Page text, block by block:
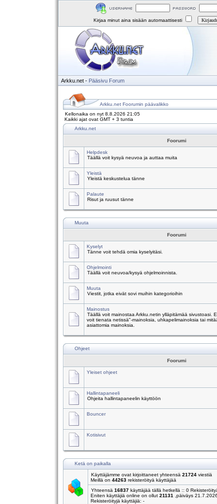
Kirjaa minut aina sisään automaattisesti
Arkku.net - Pääsivu Forum
Arkku.net Foorumin päävalikko
Kellonaika on nyt 8.8.2026 21:05
Kaikki ajat ovat GMT + 3 tuntia
Arkku.net
Foorumi
Helpdesk
Täällä voit kysyä neuvoa ja auttaa muita
Yleistä
Yleistä keskustelua tänne
Palaute
Risut ja ruusut tänne
Muuta
Foorumi
Kyselyt
Tänne voit tehdä omia kyselyitäsi.
Ohjelmointi
Täällä voit neuvoa/kysyä ohjelmoinnista.
Muuta
Viestit, jotka eivät sovi muihin kategorioihin
Mainostus
Täällä voit mainostaa Arkku.netin ylläpitämää sivustoasi.
voit tienata netissä"-mainoksia, uhkapelimainoksia tai
asiattomia mainoksia.
Ohjeet
Foorumi
Yleiset ohjeet
Hallintapaneeli
Ohjeita hallintapaneelin käyttöön
Bouncer
Kotisivut
Ketä on paikalla
Käyttäjämme ovat kirjoittaneet yhteensä 21724 viestiä
Meillä on 44263 rekisteröityä käyttäjää
Yhteensä 16837 käyttäjää tällä hetkellä :: 0
Eniten käyttäjiä online on ollut 21131
,päiväys
Rekisteröityjä käyttäjiä: -